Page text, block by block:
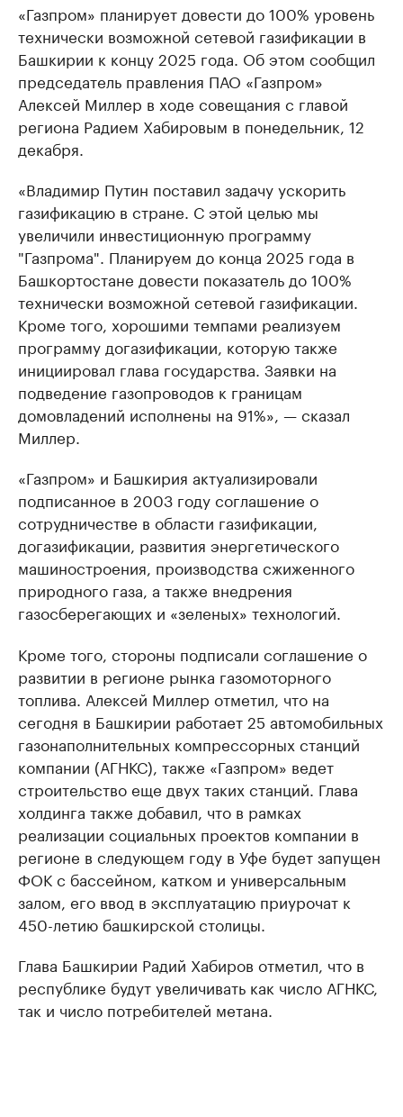
«Газпром» планирует довести до 100% уровень
технически возможной сетевой газификации в
Башкирии к концу 2025 года. Об этом сообщил
председатель правления ПАО «Газпром»
Алексей Миллер в ходе совещания с главой
региона Радием Хабировым в понедельник, 12
декабря.
«Владимир Путин поставил задачу ускорить
газификацию в стране. С этой целью мы
увеличили инвестиционную программу
"Газпрома". Планируем до конца 2025 года в
Башкортостане довести показатель до 100%
технически возможной сетевой газификации.
Кроме того, хорошими темпами реализуем
программу догазификации, которую также
инициировал глава государства. Заявки на
подведение газопроводов к границам
домовладений исполнены на 91%», — сказал
Миллер.
«Газпром» и Башкирия актуализировали
подписанное в 2003 году соглашение о
сотрудничестве в области газификации,
догазификации, развития энергетического
машиностроения, производства сжиженного
природного газа, а также внедрения
газосберегающих и «зеленых» технологий.
Кроме того, стороны подписали соглашение о
развитии в регионе рынка газомоторного
топлива. Алексей Миллер отметил, что на
сегодня в Башкирии работает 25 автомобильных
газонаполнительных компрессорных станций
компании (АГНКС), также «Газпром» ведет
строительство еще двух таких станций. Глава
холдинга также добавил, что в рамках
реализации социальных проектов компании в
регионе в следующем году в Уфе будет запущен
ФОК с бассейном, катком и универсальным
залом, его ввод в эксплуатацию приурочат к
450-летию башкирской столицы.
Глава Башкирии Радий Хабиров отметил, что в
республике будут увеличивать как число АГНКС,
так и число потребителей метана.